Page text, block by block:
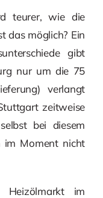
teurer, wie die
das möglich? Ein
gibt
nur um die 75
verlangt
zeitweise
bei diesem
im Moment nicht
Heizölmarkt im